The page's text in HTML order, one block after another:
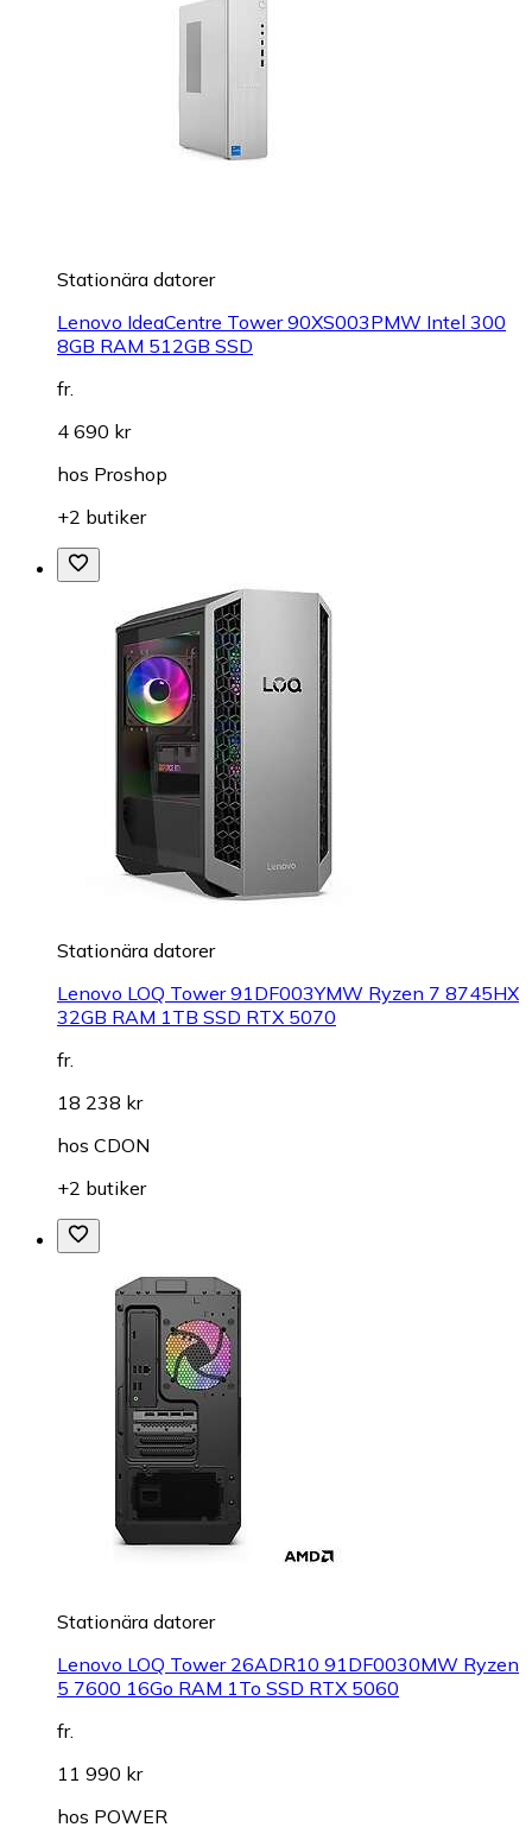
Stationära datorer
Lenovo IdeaCentre Tower 90XS003PMW Intel 300
8GB RAM 512GB SSD
fr.
4 690 kr
hos Proshop
+2 butiker
Stationära datorer
Lenovo LOQ Tower 91DF003YMW Ryzen 7 8745HX
32GB RAM 1TB SSD RTX 5070
fr.
18 238 kr
hos CDON
+2 butiker
Stationära datorer
Lenovo LOQ Tower 26ADR10 91DF0030MW Ryzen
5 7600 16Go RAM 1To SSD RTX 5060
fr.
11 990 kr
hos POWER